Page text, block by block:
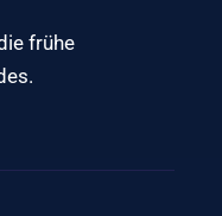
frühe